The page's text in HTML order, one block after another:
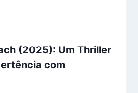
(2025): Um Thriller
com